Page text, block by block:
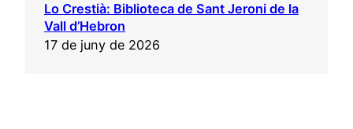
Lo Crestià: Biblioteca de Sant Jeroni de la
Vall d’Hebron
17 de juny de 2026